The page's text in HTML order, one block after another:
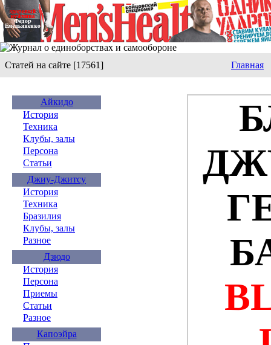
Статей на сайте [17561] Главная
Айкидо
История
Техника
Клубы, залы
Персона
Статьи
Джиу-Джитсу
История
Техника
Бразилия
Клубы, залы
Разное
Дзюдо
История
Персона
Приемы
Статьи
Разное
Капоэйра